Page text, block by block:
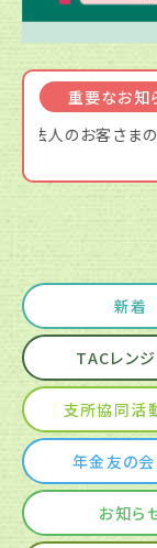
重要なお知
JAバンク・JAネ
新着
TACレンジ
支所協同活
年金友の
お知ら